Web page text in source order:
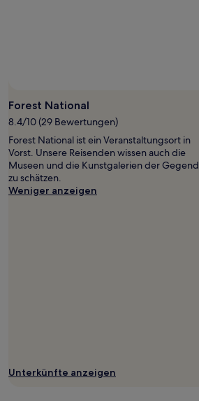
gelten.
Forest National
8.4/10 (29 Bewertungen)
Forest National ist ein Veranstaltungsort in
Vorst. Unsere Reisenden wissen auch die
Museen und die Kunstgalerien der Gegend
zu schätzen.
Weniger anzeigen
Unterkünfte anzeigen